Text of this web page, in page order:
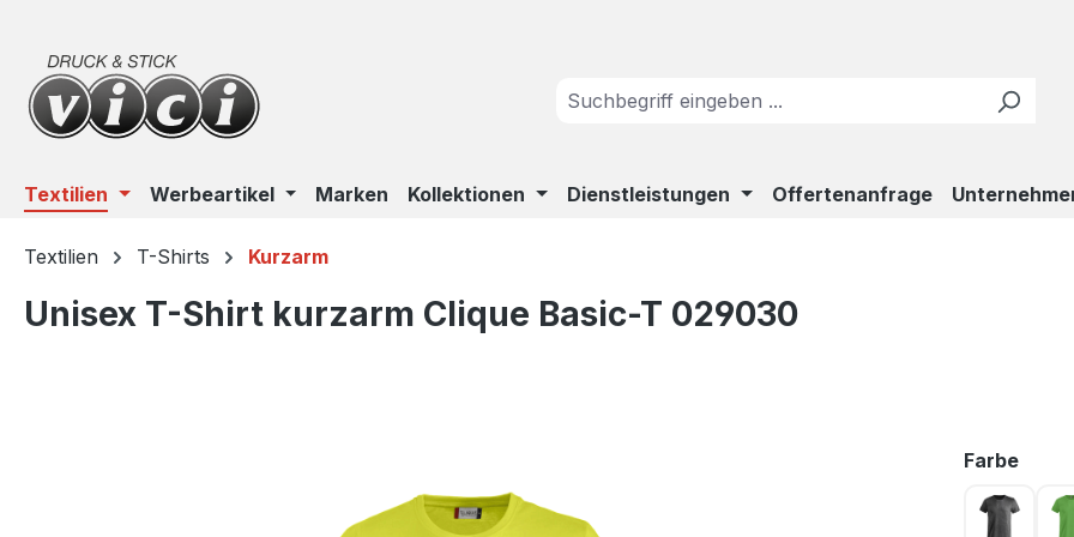
Textilien Werbeartikel Marken Kollektionen Dienstleistungen Offertenanfrage
Textilien T-Shirts Kurzarm
Unisex T-Shirt kurzarm Clique Basic-T 029030
Farbe